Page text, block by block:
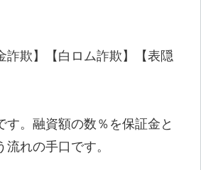
詐欺】【白ロム詐欺】【表隠
。融資額の数％を保証金と
れの手口です。